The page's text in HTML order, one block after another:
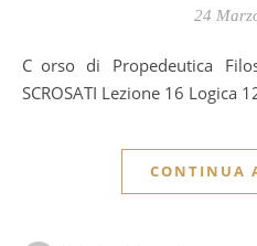
24
Corso di Propedeutica Filosofica a cura di LUISELLA
SCROSATI Lezione 16 Logica
CONTINUA